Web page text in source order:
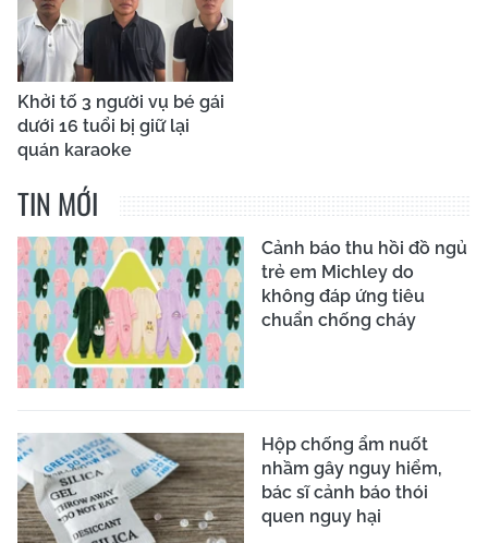
Khởi tố 3 người vụ bé gái
dưới 16 tuổi bị giữ lại
quán karaoke
TIN MỚI
Cảnh báo thu hồi đồ ngủ
trẻ em Michley do
không đáp ứng tiêu
chuẩn chống cháy
Hộp chống ẩm nuốt
nhầm gây nguy hiểm,
bác sĩ cảnh báo thói
quen nguy hại